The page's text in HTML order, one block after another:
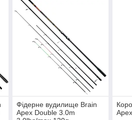
Фідерне вудилище Brain
Apex Double 3.0m